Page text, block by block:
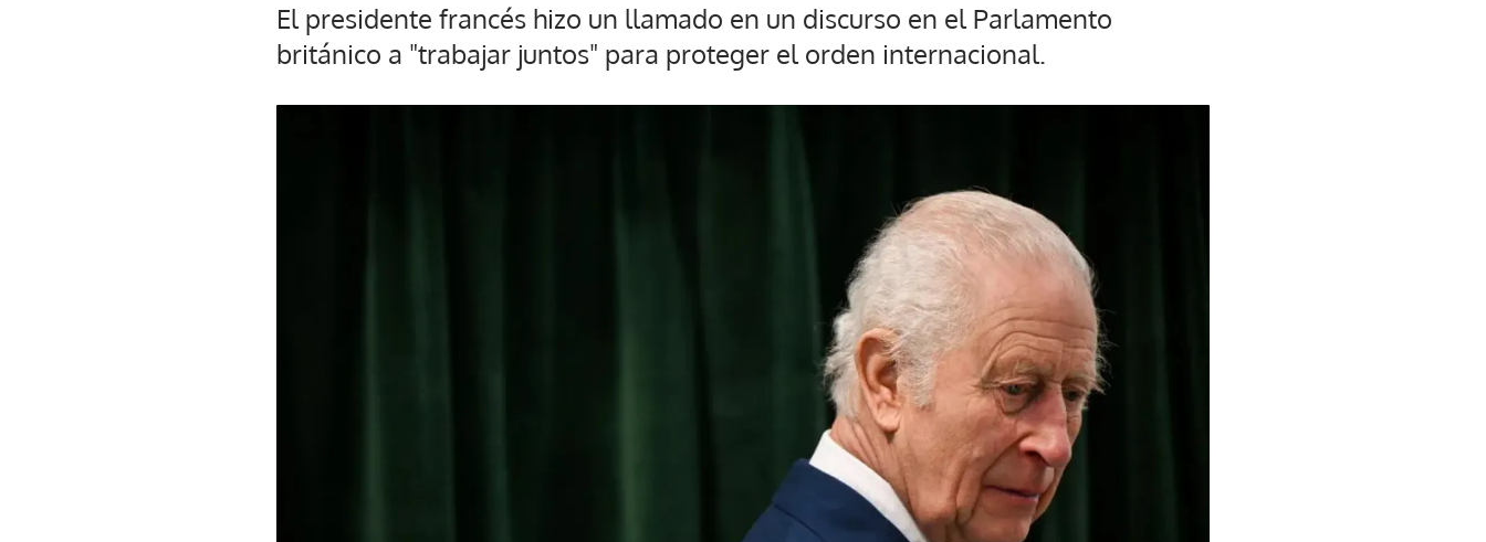
El presidente francés hizo un llamado en un discurso en el Parlamento
británico a "trabajar juntos" para proteger el orden internacional.